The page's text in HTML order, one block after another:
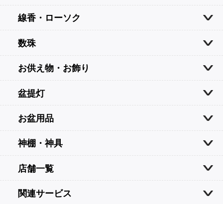
線香・ローソク
数珠
お供え物・お飾り
盆提灯
お盆用品
神棚・神具
店舗一覧
関連サービス